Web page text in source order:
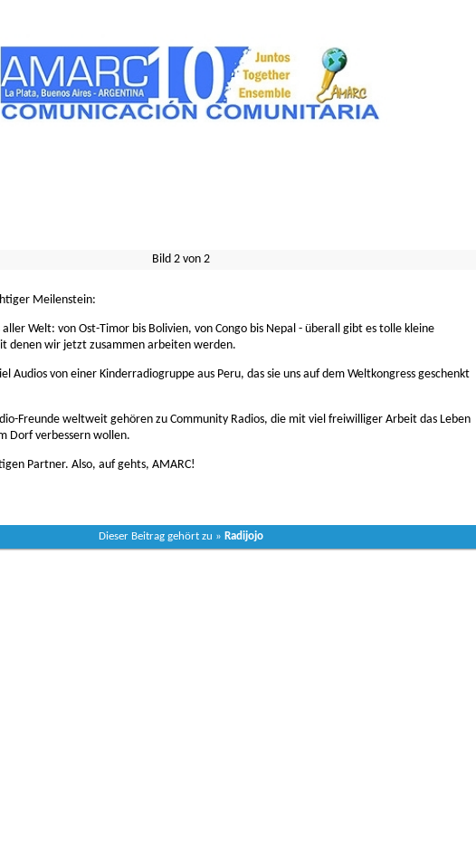
Bild 2 von 2
Meilenstein:
Welt: von Ost-Timor bis Bolivien, von Congo bis Nepal - überall gibt es tolle kleine
denen wir jetzt zusammen arbeiten werden.
Audios von einer Kinderradiogruppe aus Peru, das sie uns auf dem Weltkongress geschenkt
Freunde weltweit gehören zu Community Radios, die mit viel freiwilliger Arbeit das Leben
Dorf verbessern wollen.
Partner. Also, auf gehts, AMARC!
Dieser Beitrag gehört zu » Radijojo